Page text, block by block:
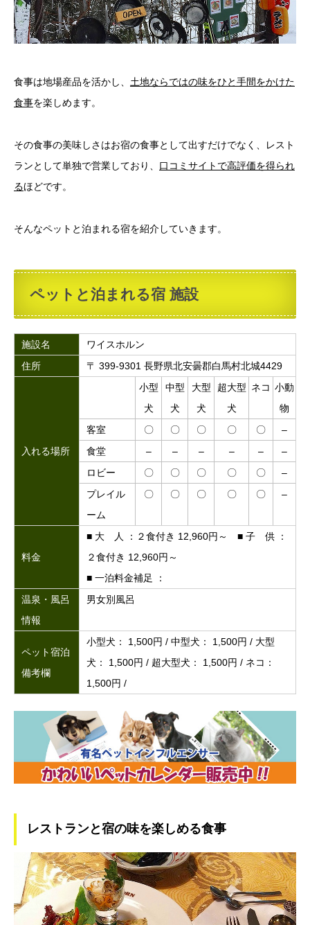
食事は地場産品を活かし、 土地ならではの味をひと手間をかけた
食事を楽しめます。
その食事の美味しさはお宿の食事として出すだけでなく、レスト
ランとして単独で営業しており、 口コミサイトで高評価を得られ
るほどです。
そんなペットと泊まれる宿を紹介していきます。
ペットと泊まれる宿 施設
施設名
ワイスホルン
住所
〒 399-9301 長野県北安曇郡白馬村北城4429
入れる場所
小型
犬
中型
犬
大型
犬
超大型
犬
ネコ 小動
物
客室
〇 〇 〇 〇 〇
–
食堂
– – – – –
–
ロビー
〇 〇 〇 〇 〇
–
プレイル
ーム
〇 〇 〇 〇 〇 –
料金
■ 大 人 ：２食付き 12,960円～ ■ 子 供 ：
２食付き 12,960円～
■ 一泊料金補足 ：
温泉・風呂
情報
男女別風呂
ペット宿泊
備考欄
小型犬： 1,500円 / 中型犬： 1,500円 / 大型
犬： 1,500円 / 超大型犬： 1,500円 / ネコ：
1,500円 /
レストランと宿の味を楽しめる食事